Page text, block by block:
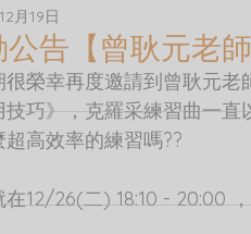
告【曾耿元老師
月19日
很榮幸再度邀請到曾耿元
技巧》，克羅采練習曲一
超高效率的練習嗎??
12/26(二) 18:10 - 20:00